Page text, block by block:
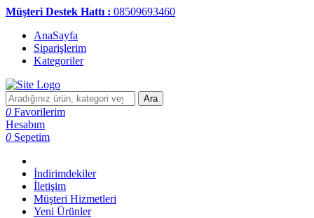
Müşteri Destek Hattı : 08509693460
AnaSayfa
Siparişlerim
Kategoriler
Ara
0 Favorilerim
Hesabım
0 Sepetim
İndirimdekiler
İletişim
Müşteri Hizmetleri
Yeni Ürünler